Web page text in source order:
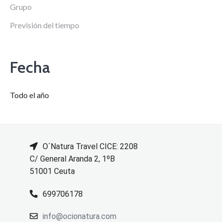
Grupo
Previsión del tiempo
Fecha
Todo el año
O´Natura Travel CICE: 2208
C/ General Aranda 2, 1ºB
51001 Ceuta
699706178
info@ocionatura.com